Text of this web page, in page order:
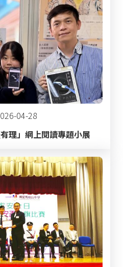
04-28
理」網上閱讀專題小展